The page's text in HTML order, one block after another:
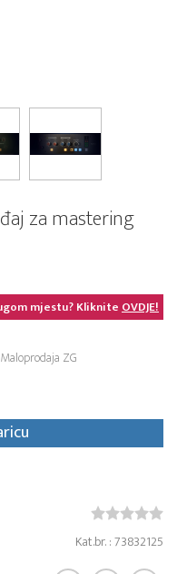
za mastering
mjestu? KlikniteOVDJE!
ZG
Kat.br. : 73832125